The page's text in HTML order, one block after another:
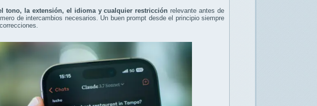
tono, la extensión, el idioma y cualquier restricción relevante antes de
de intercambios necesarios. Un buen prompt desde el principio siempre